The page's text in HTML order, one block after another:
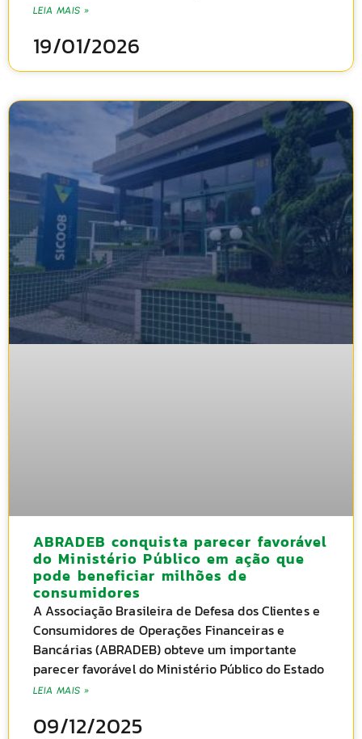
LEIA MAIS »
19/01/2026
ABRADEB conquista parecer favorável
do Ministério Público em ação que
pode beneficiar milhões de
consumidores
A Associação Brasileira de Defesa dos Clientes e
Consumidores de Operações Financeiras e
Bancárias (ABRADEB) obteve um importante
parecer favorável do Ministério Público do Estado
LEIA MAIS »
09/12/2025